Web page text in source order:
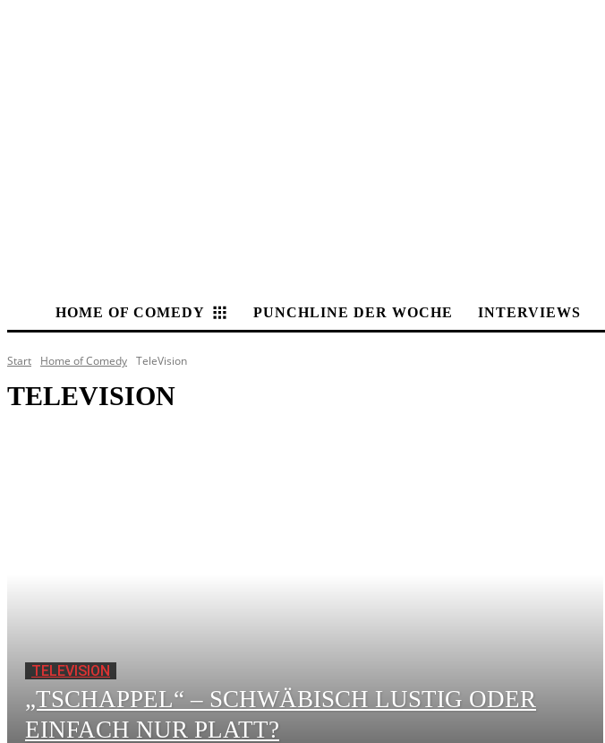
HOME OF COMEDY PUNCHLINE DER WOCHE INTERVIEWS
Start Home of Comedy TeleVision
TELEVISION
TELEVISION
„TSCHAPPEL“ – SCHWÄBISCH LUSTIG ODER
EINFACH NUR PLATT?